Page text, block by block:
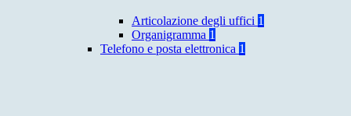
Articolazione degli uffici 1
Organigramma 1
Telefono e posta elettronica 1